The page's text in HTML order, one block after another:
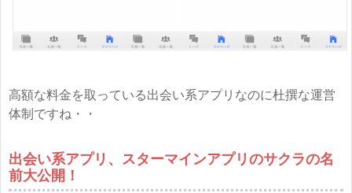
高額な料金を取っている出会い系アプリなのに杜撰な運営
体制ですね・・
出会い系アプリ、スターマインアプリのサクラの名
前大公開！